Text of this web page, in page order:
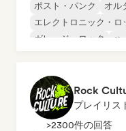
ポスト・パンク
オル
エレクトロニック・ロ
ガレージ・ロック
ハ
Rock
プレイリス
>2300件の回答